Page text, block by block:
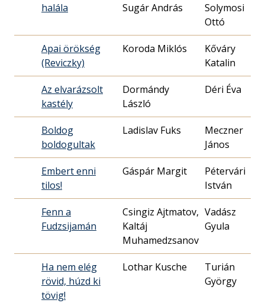
halála
Sugár András
Solymosi
Ottó
Apai örökség
(Reviczky)
Koroda Miklós
Kőváry
Katalin
Az elvarázsolt
kastély
Dormándy
László
Déri Éva
Boldog
boldogultak
Ladislav Fuks
Meczner
János
Embert enni
tilos!
Gáspár Margit
Pétervári
István
Fenn a
Fudzsijamán
Csingiz Ajtmatov,
Kaltáj
Muhamedzsanov
Vadász
Gyula
Ha nem elég
rövid, húzd ki
tövig!
Lothar Kusche
Turián
György